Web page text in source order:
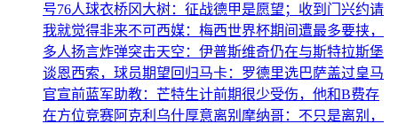
号76人球衣桥冈大树：征战德甲是愿望；收到门兴约请
我就觉得非来不可西媒：梅西世界杯期间遭最多要挟，
多人扬言炸弹突击天空：伊普斯维奇仍在与斯特拉斯堡
谈恩西索，球员期望回归马卡：罗德里选巴萨盖过皇马
官宣前蓝军助教：芒特生计前期很少受伤，他和B费存
在方位竞赛阿克利乌什厚意离别摩纳哥：不只是离别，